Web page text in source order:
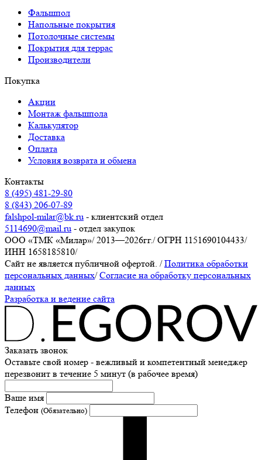
Фальшпол
Напольные покрытия
Потолочные системы
Покрытия для террас
Производители
Покупка
Акции
Монтаж фальшпола
Калькулятор
Доставка
Оплата
Условия возврата и обмена
Контакты
8 (495) 481-29-80
8 (843) 206-07-89
falshpol-milar@bk.ru - клиентский отдел
5114690@mail.ru - отдел закупок
ООО «ТМК «Милар»/ 2013—2026гг./ОГРН 1151690104433/
ИНН 1658185810/
Сайт не является публичной офертой. / Политика обработки
персональных данных/ Согласие на обработку персональных
данных
Разработка и ведение сайта
Заказать звонок
Оставьте свой номер - вежливый и компетентный менеджер
перезвонит в течение 5 минут (в рабочее время)
Ваше имя
Телефон (Обязательно)